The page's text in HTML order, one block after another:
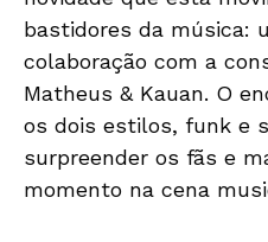
bastidores da música:
colaboração com a
Matheus & Kauan. O
os dois estilos, funk e
surpreender os fãs e
momento na cena